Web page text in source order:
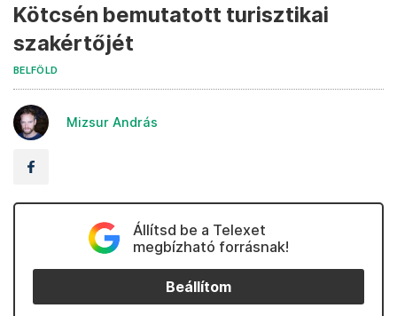
Kötcsén bemutatott turisztikai
szakértőjét
BELFÖLD
Mizsur András
Állítsd be a Telexet
megbízható forrásnak!
Beállítom